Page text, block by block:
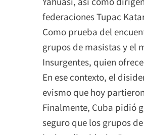
federaciones Tupac
Como prueba del
grupos de masistas y el
Insurgentes, quien
En ese contexto, el
evismo que hoy
Finalmente, Cuba pidió
seguro que los grupos